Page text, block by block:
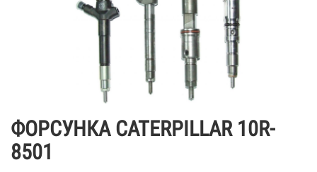
ФОРСУНКА CATERPILLAR 10R-
8501